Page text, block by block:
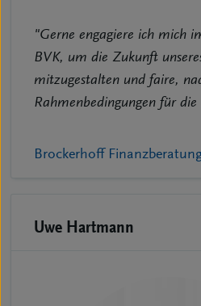
"Gerne engagiere ich mich
BVK, um die Zukunft
mitzugestalten und faire,
Rahmenbedingungen für
Brockerhoff
Uwe Hartmann